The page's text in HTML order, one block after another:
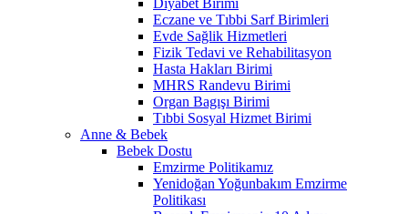
Eczane ve Tıbbi Sarf Birimleri
Evde Sağlik Hizmetleri
Fizik Tedavi ve Rehabilitasyon
Hasta Hakları Birimi
MHRS Randevu Birimi
Organ Bagışı Birimi
Tıbbi Sosyal Hizmet Birimi
Anne & Bebek
Bebek Dostu
Emzirme Politikamız
Yenidoğan Yoğunbakım Emzirme
Politikası